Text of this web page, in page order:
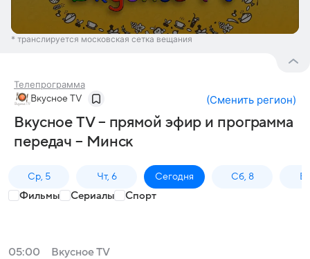
* транслируется московская сетка вещания
Телепрограмма
Вкусное TV (Сменить регион)
Вкусное TV – прямой эфир и программа
передач – Минск
Ср, 5 Чт, 6 Сегодня Сб, 8
Фильмы Сериалы Спорт
05:00
Вкусное TV